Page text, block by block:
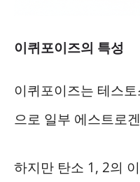
이퀴포이즈의 특성
이퀴포이즈는 테스
으로 일부 에스트로
하지만 탄소 1, 2의